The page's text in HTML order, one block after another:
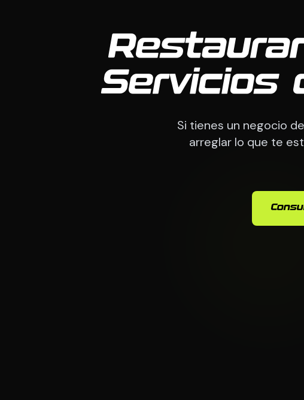
Servicios
Si tienes un negocio
arreglar lo que te